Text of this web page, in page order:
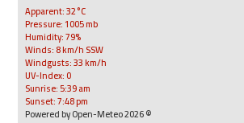
Apparent: 32°C
Pressure: 1005 mb
Humidity: 79%
Winds: 8 km/h SSW
Windgusts: 33 km/h
UV-Index: 0
Sunrise: 5:39 am
Sunset: 7:48 pm
© 2026 Powered by Open-Meteo